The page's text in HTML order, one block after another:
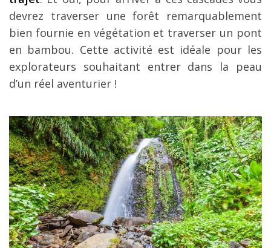
devrez traverser une forêt remarquablement
bien fournie en végétation et traverser un pont
en bambou. Cette activité est idéale pour les
explorateurs souhaitant entrer dans la peau
d’un réel aventurier !